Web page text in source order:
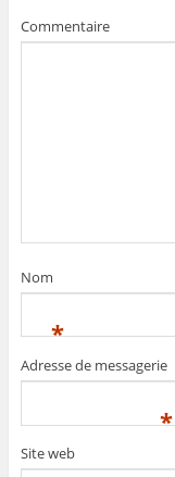
Commentaire
Nom
*
Adresse de messagerie
*
Site web